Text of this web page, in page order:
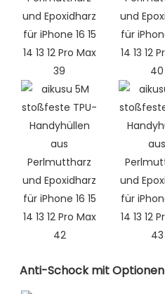
Anti-Schock mit Optionen